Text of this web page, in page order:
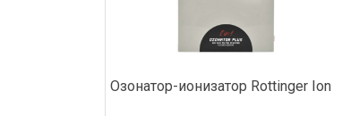
Озонатор-ионизатор Rottinger Ion